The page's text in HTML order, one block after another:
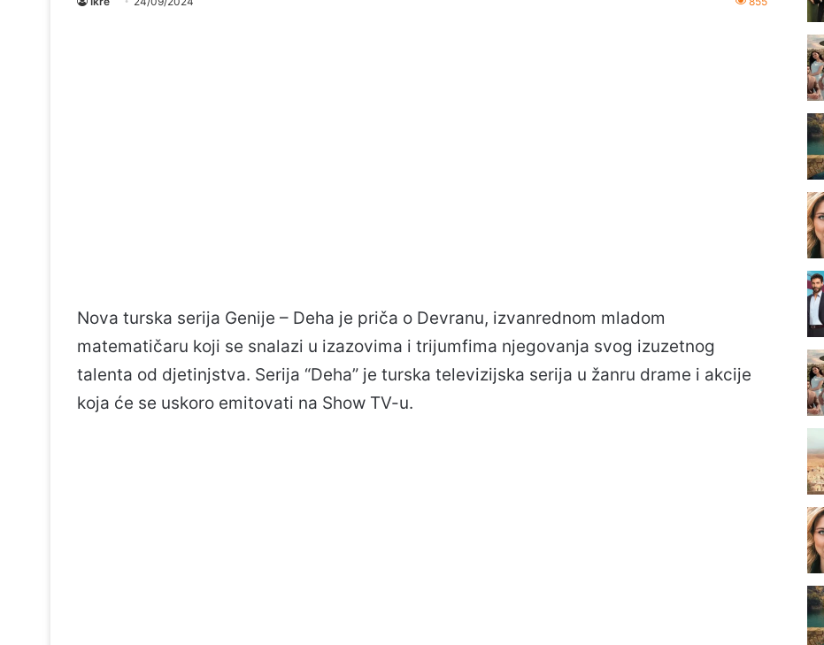
Nova turska serija Genije – Deha je priča o Devranu, izvanrednom mladom
matematičaru koji se snalazi u izazovima i trijumfima njegovanja svog izuzetnog
talenta od djetinjstva. Serija “Deha” je turska televizijska serija u žanru drame i akcije
koja će se uskoro emitovati na Show TV-u.